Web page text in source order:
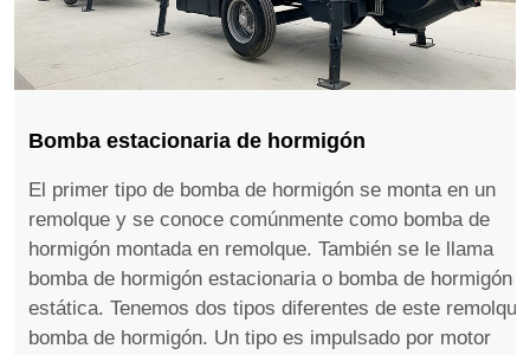
Bomba estacionaria de hormigón
El primer tipo de bomba de hormigón se monta en un
remolque y se conoce comúnmente como bomba de
hormigón montada en remolque. También se le llama
bomba de hormigón estacionaria o bomba de hormigón
estática. Tenemos dos tipos diferentes de este remolque
bomba de hormigón. Un tipo es impulsado por motor